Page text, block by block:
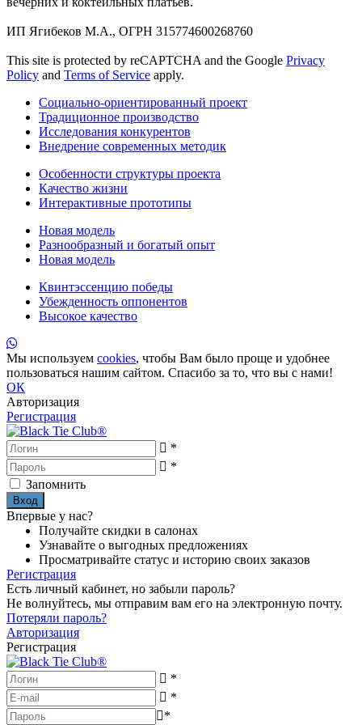
ИП Ягибеков М.А., ОГРН 315774600268760
This site is protected by reCAPTCHA and the Google Privacy
Policy and Terms of Service apply.
Социально-ориентированный проект
Традиционное производство
Исследования конкурентов
Внедрение современных методик
Особенности структуры проекта
Качество жизни
Интерактивные прототипы
Новая модель
Разнообразный и богатый опыт
Новая модель
Квинтэссенцию победы
Убежденность оппонентов
Высокое качество
Мы используем cookies, чтобы Вам было проще и удобнее
пользоваться нашим сайтом. Спасибо за то, что вы с нами!
ОК
Авторизация
Регистрация
*
*
Запомнить
Впервые у нас?
Получайте скидки в салонах
Узнавайте о выгодных предложениях
Просматривайте статус и историю своих заказов
Регистрация
Есть личный кабинет, но забыли пароль?
Не волнуйтесь, мы отправим вам его на электронную почту.
Потеряли пароль?
Авторизация
Регистрация
*
*
*